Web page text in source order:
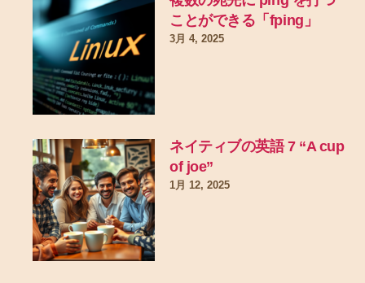
ことができる「fping」
3月 4, 2025
ネイティブの英語 7 “A cup
of joe”
1月 12, 2025